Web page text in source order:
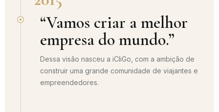
“Vamos criar a melhor
empresa do mundo.”
Dessa visão nasceu a iCliGo, com a ambição de
construir uma grande comunidade de viajantes e
empreendedores.